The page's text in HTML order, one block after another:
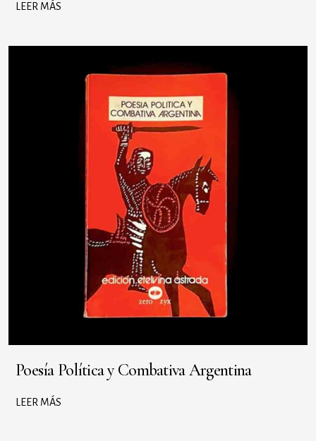
LEER MÁS
Poesía Política y Combativa Argentina
LEER MÁS